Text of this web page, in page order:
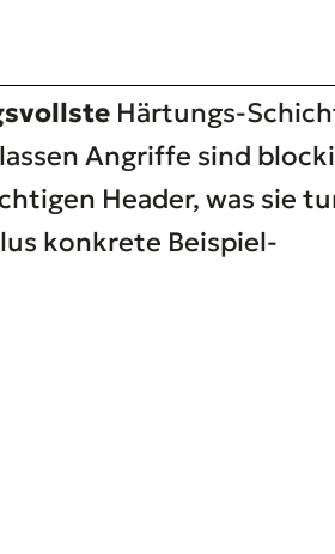
Härtungs-
Angriffe sind
Header, was sie
konkrete Beispiel-